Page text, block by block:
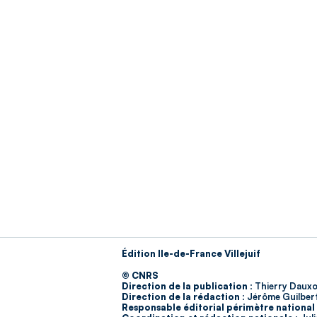
Édition Ile-de-France Villejuif
© CNRS
Direction de la publication : Thierry
Direction de la rédaction : Jérôme
Responsable éditorial périmètre national